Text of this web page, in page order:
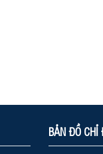
BẢN ĐỒ CHỈ